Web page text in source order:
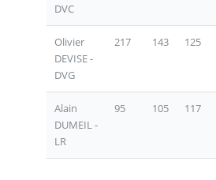
DVC
Olivier
DEVISE -
DVG
217 143 125
Alain
DUMEIL -
LR
95 105 117